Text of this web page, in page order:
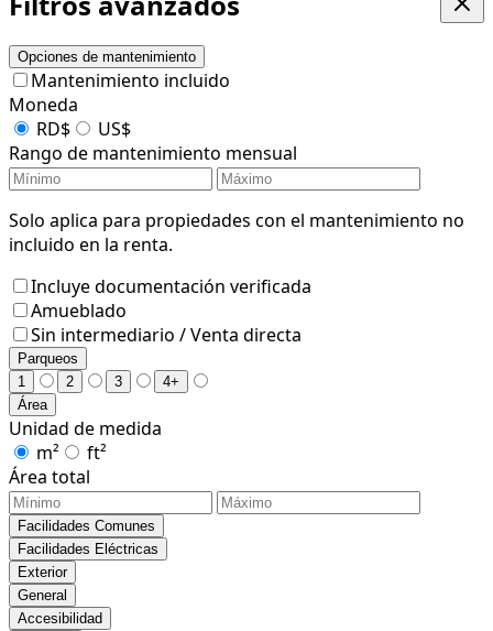
Opciones de mantenimiento
Mantenimiento incluido
Moneda
RD$
US$
Rango de mantenimiento mensual
Solo aplica para propiedades con el mantenimiento no
incluido en la renta.
Incluye documentación verificada
Amueblado
Sin intermediario / Venta directa
Parqueos
1
2 3
4+
Área
Unidad de medida
m²
ft²
Área total
Facilidades Comunes
Facilidades Eléctricas
Exterior
General
Accesibilidad